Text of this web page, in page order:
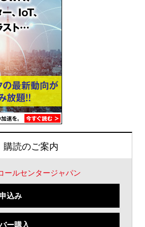
購読のご案内
ールセンタージャパン
込み
ー購入